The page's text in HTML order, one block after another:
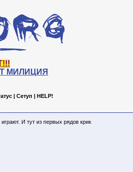
МИЛИЦИЯ
| Сетуп | HELP!
И тут из первых рядов крик